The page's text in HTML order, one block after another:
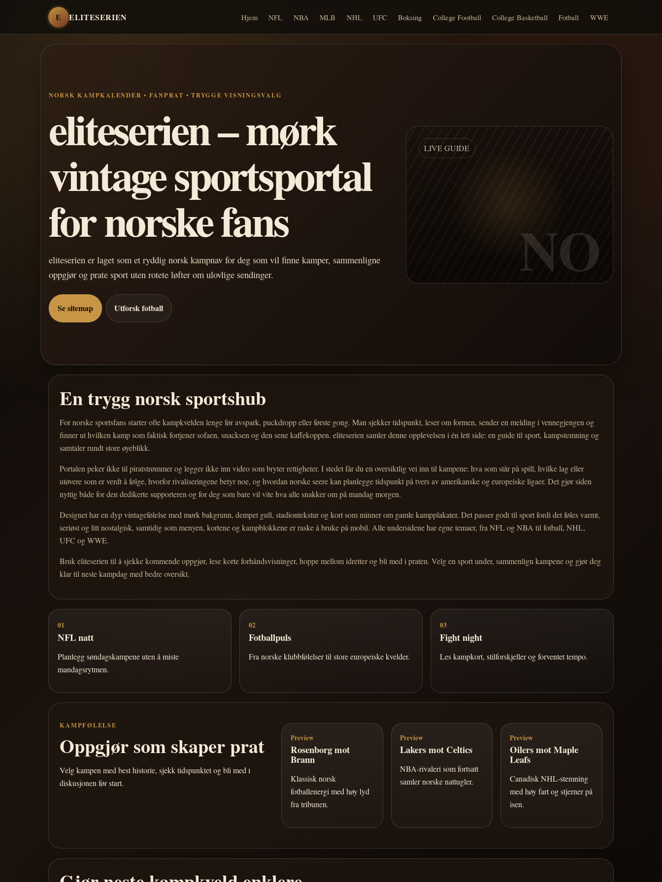
E ELITESERIEN Hjem NFL NBA MLB NHL UFC Boksing College Football College Basketball Fotball WWE
NORSK KAMPKALENDER • FANPRAT • TRYGGE VISNINGSVALG
eliteserien – mørk
vintage sportsportal
for norske fans
eliteserien er laget som et ryddig norsk kampnav for deg som vil finne kamper, sammenligne
oppgjør og prate sport uten rotete løfter om ulovlige sendinger.
Se sitemap Utforsk fotball
LIVE GUIDE
NO
En trygg norsk sportshub
For norske sportsfans starter ofte kampkvelden lenge før avspark, puckdropp eller første gong. Man sjekker tidspunkt, leser om formen, sender en melding i vennegjengen og
finner ut hvilken kamp som faktisk fortjener sofaen, snacksen og den sene kaffekoppen. eliteserien samler denne opplevelsen i én lett side: en guide til sport, kampstemning og
samtaler rundt store øyeblikk.
Portalen peker ikke til piratstrømmer og legger ikke inn video som bryter rettigheter. I stedet får du en oversiktlig vei inn til kampene: hva som står på spill, hvilke lag eller
utøvere som er verdt å følge, hvorfor rivaliseringene betyr noe, og hvordan norske seere kan planlegge tidspunkt på tvers av amerikanske og europeiske ligaer. Det gjør siden
nyttig både for den dedikerte supporteren og for deg som bare vil vite hva alle snakker om på mandag morgen.
Designet har en dyp vintagefølelse med mørk bakgrunn, dempet gull, stadiontekstur og kort som minner om gamle kampplakater. Det passer godt til sport fordi det føles varmt,
seriøst og litt nostalgisk, samtidig som menyen, kortene og kampblokkene er raske å bruke på mobil. Alle undersidene har egne temaer, fra NFL og NBA til fotball, NHL,
UFC og WWE.
Bruk eliteserien til å sjekke kommende oppgjør, lese korte forhåndsvisninger, hoppe mellom idretter og bli med i praten. Velg en sport under, sammenlign kampene og gjør deg
klar til neste kampdag med bedre oversikt.
01
NFL natt
Planlegg søndagskampene uten å miste
mandagsrytmen.
02
Fotballpuls
Fra norske klubbfølelser til store europeiske kvelder.
03
Fight night
Les kampkort, stilforskjeller og forventet tempo.
KAMPFØLELSE
Oppgjør som skaper prat
Velg kampen med best historie, sjekk tidspunktet og bli med i
diskusjonen før start.
Preview
Rosenborg mot
Brann
Klassisk norsk
fotballenergi med høy lyd
fra tribunen.
Preview
Lakers mot Celtics
NBA-rivaleri som fortsatt
samler norske nattugler.
Preview
Oilers mot Maple
Leafs
Canadisk NHL-stemning
med høy fart og stjerner på
isen.